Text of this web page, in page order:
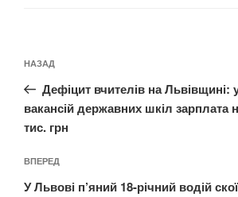
записів
Попередній
запис:
НАЗАД
Дефіцит вчителів на Львівщині:
вакансій державних шкіл зарплата
тис. грн
Наступний
запис
ВПЕРЕД
У Львові п’яний 18-річний водій